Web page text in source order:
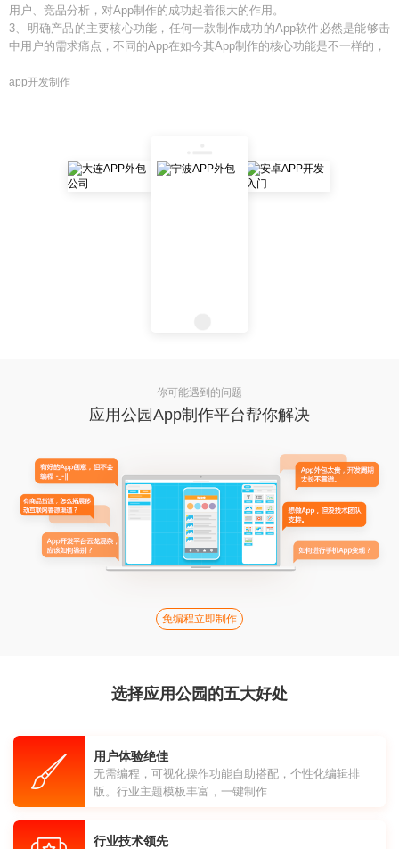
用户、竞品分析，对App制作的成功起着很大的作用。
3、明确产品的主要核心功能，任何一款制作成功的App软件必然是能够击
中用户的需求痛点，不同的App在如今其App制作的核心功能是不一样的，
app开发制作
你可能遇到的问题
应用公园App制作平台帮你解决
免编程立即制作
选择应用公园的五大好处
用户体验绝佳
无需编程，可视化操作功能自助搭配，个性化编辑排
版。行业主题模板丰富，一键制作
行业技术领先